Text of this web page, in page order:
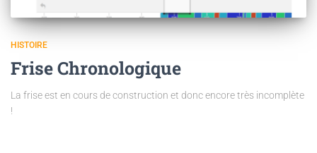
HISTOIRE
Frise Chronologique
La frise est en cours de construction et donc encore très incomplète
!